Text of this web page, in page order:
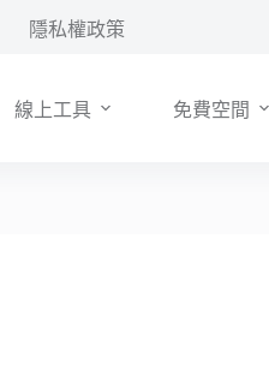
隱私權政策
線上工具 免費空間